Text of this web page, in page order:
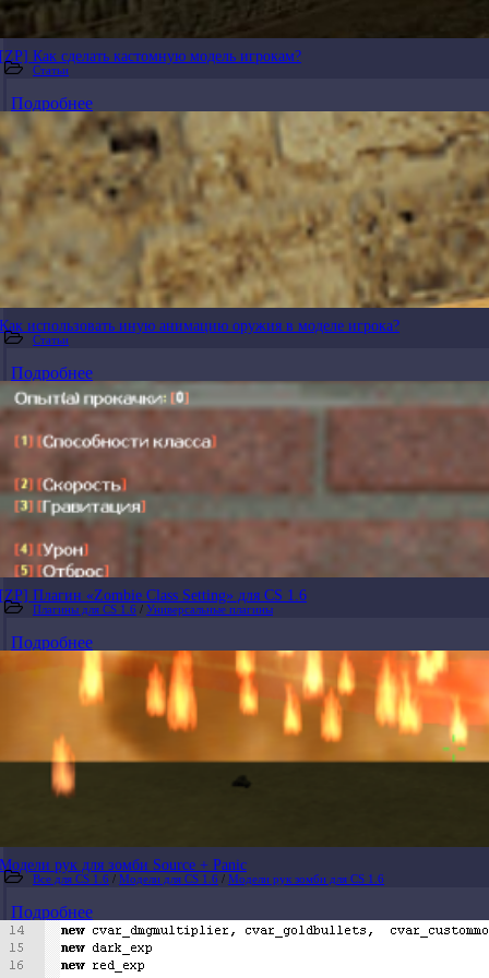
[ZP] Как сделать кастомную модель игрокам?
Статьи
Подробнее
Как использовать иную анимацию оружия в моделе игрока?
Статьи
Подробнее
[ZP] Плагин «Zombie Class Setting» для CS 1.6
Плагины для CS 1.6 / Универсальные плагины
Подробнее
Модели рук для зомби Source + Panic
Все для CS 1.6 / Модели для CS 1.6 / Модели рук зомби для CS 1.6
Подробнее